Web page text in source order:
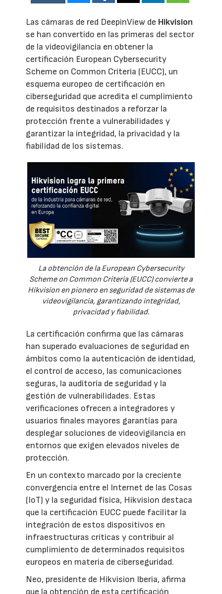
Las cámaras de red DeepinView de Hikvision
se han convertido en las primeras del sector
de la videovigilancia en obtener la
certificación European Cybersecurity
Scheme on Common Criteria (EUCC), un
esquema europeo de certificación en
ciberseguridad que acredita el cumplimiento
de requisitos destinados a reforzar la
protección frente a vulnerabilidades y
garantizar la integridad, la privacidad y la
fiabilidad de los sistemas.
La obtención de la European Cybersecurity
Scheme on Common Criteria (EUCC) convierte a
Hikvision en pionero en seguridad de sistemas de
videovigilancia, garantizando integridad,
privacidad y fiabilidad.
La certificación confirma que las cámaras
han superado evaluaciones de seguridad en
ámbitos como la autenticación de identidad,
el control de acceso, las comunicaciones
seguras, la auditoría de seguridad y la
gestión de vulnerabilidades. Estas
verificaciones ofrecen a integradores y
usuarios finales mayores garantías para
desplegar soluciones de videovigilancia en
entornos que exigen elevados niveles de
protección.
En un contexto marcado por la creciente
convergencia entre el Internet de las Cosas
(IoT) y la seguridad física, Hikvision destaca
que la certificación EUCC puede facilitar la
integración de estos dispositivos en
infraestructuras críticas y contribuir al
cumplimiento de determinados requisitos
europeos en materia de ciberseguridad.
Neo, presidente de Hikvision Iberia, afirma